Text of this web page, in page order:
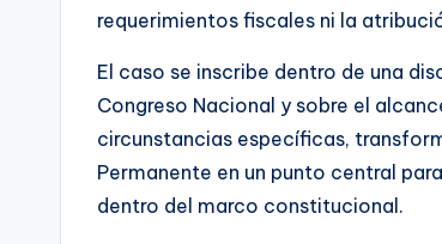
requerimientos fiscales ni la
El caso se inscribe dentro de una
Congreso Nacional y sobre el
circunstancias específicas,
Permanente en un punto central
dentro del marco constitucional.